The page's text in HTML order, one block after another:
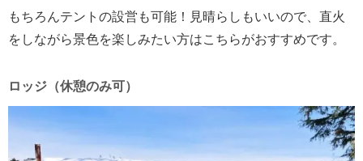
もちろんテントの設営も可能！見晴らしもいいので、直火
をしながら景色を楽しみたい方はこちらがおすすめです。
ロッジ（休憩のみ可）